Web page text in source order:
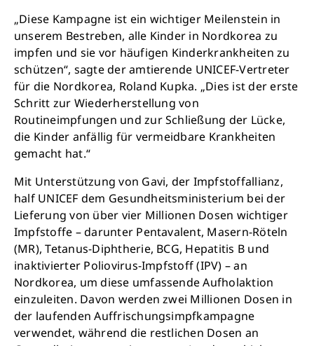
„Diese Kampagne ist ein wichtiger Meilenstein in
unserem Bestreben, alle Kinder in Nordkorea zu
impfen und sie vor häufigen Kinderkrankheiten zu
schützen“, sagte der amtierende UNICEF-Vertreter
für die Nordkorea, Roland Kupka. „Dies ist der erste
Schritt zur Wiederherstellung von
Routineimpfungen und zur Schließung der Lücke,
die Kinder anfällig für vermeidbare Krankheiten
gemacht hat.“
Mit Unterstützung von Gavi, der Impfstoffallianz,
half UNICEF dem Gesundheitsministerium bei der
Lieferung von über vier Millionen Dosen wichtiger
Impfstoffe – darunter Pentavalent, Masern-Röteln
(MR), Tetanus-Diphtherie, BCG, Hepatitis B und
inaktivierter Poliovirus-Impfstoff (IPV) – an
Nordkorea, um diese umfassende Aufholaktion
einzuleiten. Davon werden zwei Millionen Dosen in
der laufenden Auffrischungsimpfkampagne
verwendet, während die restlichen Dosen an